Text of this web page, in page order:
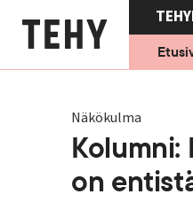
pääsisältöön
Näkökulma
Kolumni:
on